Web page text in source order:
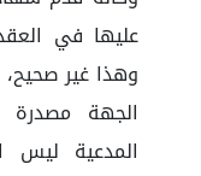
عليها في
وهذا غير
الجهة مصدرة
المدعية ليس